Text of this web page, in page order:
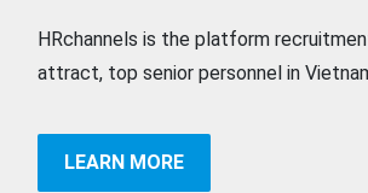
HRchannels is the platform
attract, top senior personnel in
LEARN MORE